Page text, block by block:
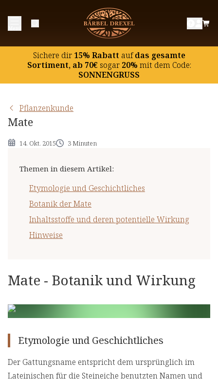
Sichere dir15% Rabatt aufdas gesamte
Sortiment, ab 70€ sogar20% mit dem Code:
SONNENGRUSS
Pflanzenkunde
Mate
14. Okt. 2015 3 Minuten
Themen in diesem Artikel:
Etymologie und Geschichtliches
Botanik der Mate
Inhaltsstoffe und deren potentielle Wirkung
Hinweise
Etymologie und Geschichtliches
Botanik der Mate
Inhaltsstoffe und deren potentielle Wirkung
Hinweise
Mate - Botanik und Wirkung
Etymologie und Geschichtliches
Der Gattungsname entspricht dem ursprünglich im
Lateinischen für die Steineiche benutzten Namen und